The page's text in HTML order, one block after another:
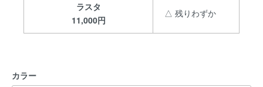
ラスタ
11,000円
△ 残りわずか
カラー